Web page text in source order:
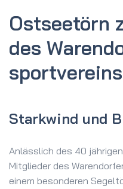
Ostsee­törn
des
sport­vereins
Starkwind und
Anlässlich des 40
Mitglieder des
einem besonderen